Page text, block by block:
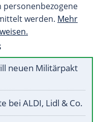
personenbezogene
werden. Mehr
neuen Militärpakt
bei ALDI, Lidl & Co.